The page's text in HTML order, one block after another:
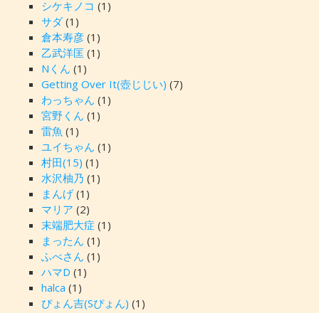
シケキノコ (1)
サダ(1)
倉本寿彦(1)
乙武洋匡 (1)
Nくん (1)
Getting Over It(壺じじい) (7)
わっちゃん (1)
宮野くん (1)
雷魚 (1)
ユイちゃん (1)
村田(15) (1)
水沢柚乃 (1)
まんげ(1)
マリア (2)
末端肥大症 (1)
まったん (1)
ふべさん (1)
ハマD (1)
halca (1)
ぴょん吉(Sぴょん) (1)